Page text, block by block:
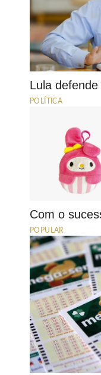
Lula
POLÍTICA
Com o
POPULAR